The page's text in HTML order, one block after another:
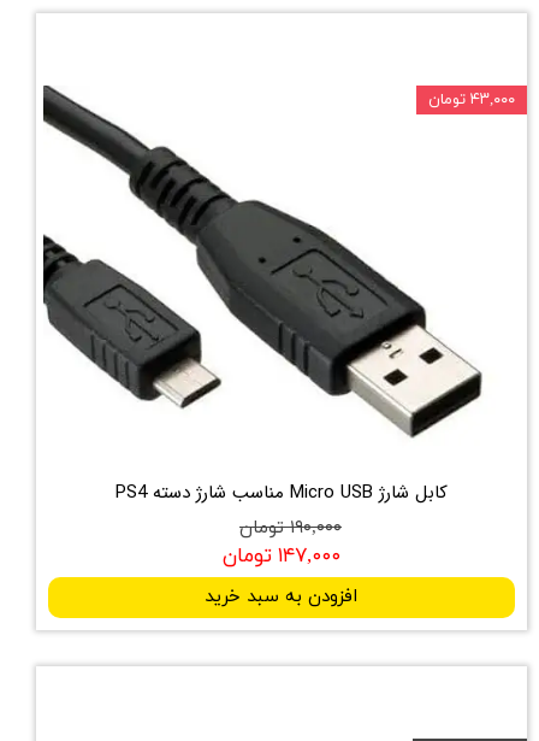
کابل شارژ Micro USB مناسب شارژ دسته PS4
۱۹۰,۰۰۰ تومان
۱۴۷,۰۰۰ تومان
افزودن به سبد خرید
۴۳,۰۰۰ تومان